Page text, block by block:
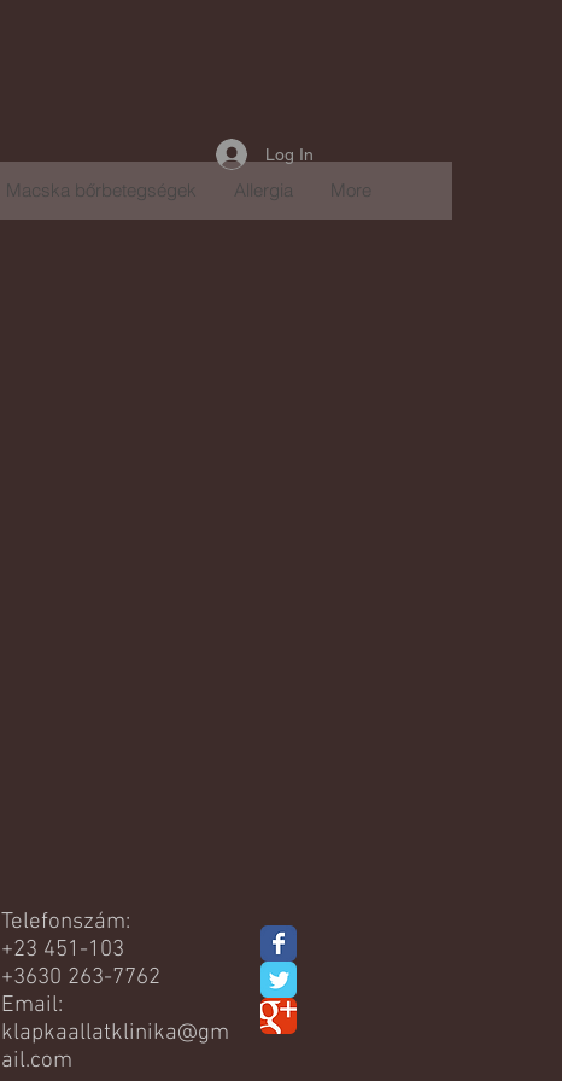
Macska bőrbetegségek Allergia More
Log In
Telefonszám:
+23 451-103
+3630 263-7762
Email:
klapkaallatklinika@gm
ail.com